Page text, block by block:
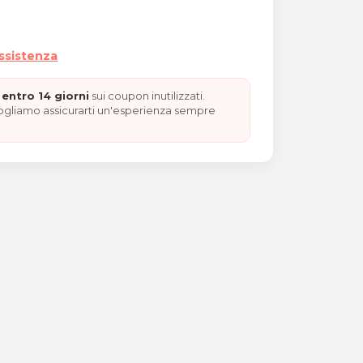
14 giorni sui coupon inutilizzati.
assicurarti un'esperienza sempre